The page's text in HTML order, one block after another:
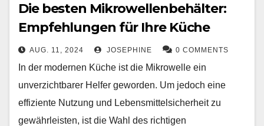
Die besten Mikrowellenbehälter:
Empfehlungen für Ihre Küche
AUG. 11, 2024 JOSEPHINE 0 COMMENTS
In der modernen Küche ist die Mikrowelle ein
unverzichtbarer Helfer geworden. Um jedoch eine
effiziente Nutzung und Lebensmittelsicherheit zu
gewährleisten, ist die Wahl des richtigen